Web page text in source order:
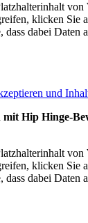
von
klicken Sie
dass dabei Daten
und
Hip Hinge-
von
klicken Sie
dass dabei Daten